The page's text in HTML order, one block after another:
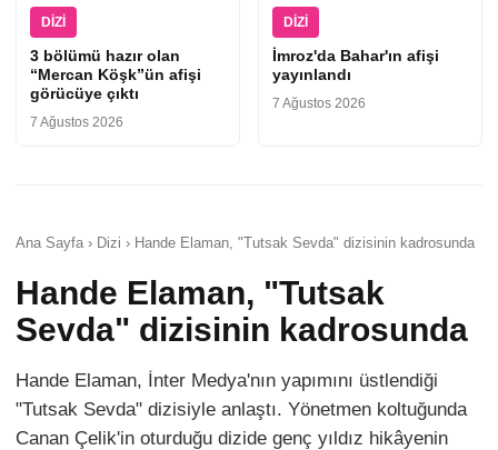
DIZI
3 bölümü hazır olan
“Mercan Köşk”ün afişi
görücüye çıktı
7 Ağustos 2026
DIZI
İmroz'da Bahar'ın afişi
yayınlandı
7 Ağustos 2026
Ana Sayfa › Dizi › Hande Elaman, "Tutsak Sevda" dizisinin kadrosunda
Hande Elaman, "Tutsak
Sevda" dizisinin kadrosunda
Hande Elaman, İnter Medya'nın yapımını üstlendiği
"Tutsak Sevda" dizisiyle anlaştı. Yönetmen koltuğunda
Canan Çelik'in oturduğu dizide genç yıldız hikâyenin